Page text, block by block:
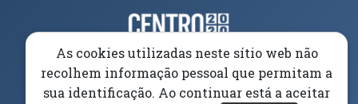
Parceiros e Financiadores
(abre em nova janela)
(abre em nova janela)
As cookies utilizadas neste sítio web não
recolhem informação pessoal que permitam a
sua identificação. Ao continuar está a aceitar